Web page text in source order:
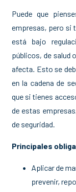
Puede que
empresas, pero si
está bajo
públicos, de salud
afecta. Esto se
en la cadena de
que si tienes
de estas
de seguridad.
Principales
Aplicar de
prevenir,